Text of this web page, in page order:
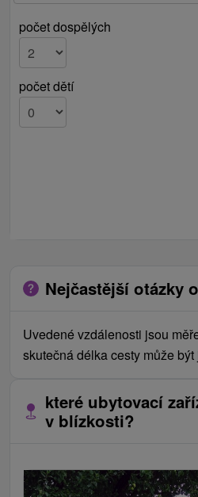
počet dospělých
počet dětí
Nejčastější otázky
Uvedené vzdálenosti jsou
skutečná délka cesty může být
které ubytovací
v blízkosti?